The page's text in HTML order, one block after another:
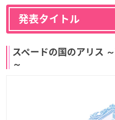
発表タイトル
スペードの国のアリス
～